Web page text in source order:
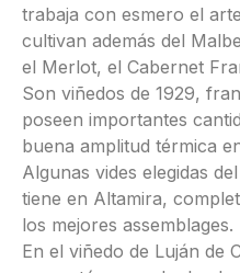
trabaja con esmero el
cultivan además del
el Merlot, el Cabernet
Son viñedos de 1929,
poseen importantes
buena amplitud térmica
Algunas vides elegidas
tiene en Altamira,
los mejores assemblages.
En el viñedo de Luján de